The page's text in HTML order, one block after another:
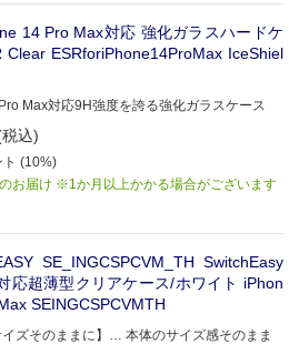
14 Pro Max対応 強化ガラスハードケ
Clear ESRforiPhone14ProMax IceShiel
Max対応9H強度を誇る強化ガラスケース
込)
ト (10%)
お届け ※1か月以上かかる場合がございます
SE_INGCSPCVM_TH SwitchEasy
応超薄型クリアケース/ホワイト iPhon
SEINGCSPCVMTH
イズそのままに】… 本体のサイズ感そのまま